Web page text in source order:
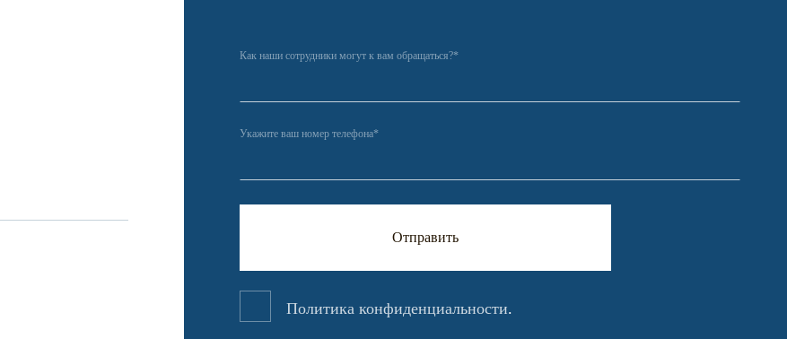
Как наши сотрудники могут к вам обращаться?*
Укажите ваш номер телефона*
Отправить
Политика конфиденциальности.